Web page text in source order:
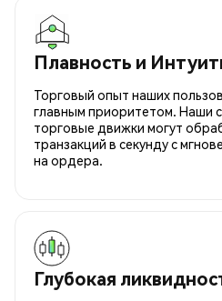
Плавность и
Торговый опыт наших
главным приоритетом. Наши
торговые движки могут
транзакций в секунду с
на ордера.
Глубокая